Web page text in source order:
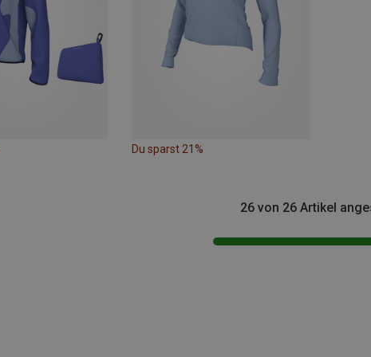
Du sparst 21%
26 von 26 Artikel